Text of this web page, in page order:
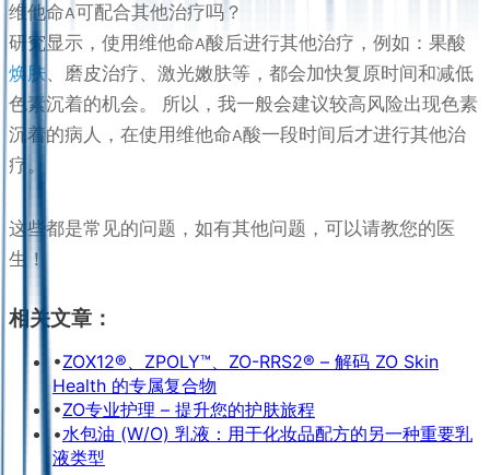
维他命A可配合其他治疗吗？
研究显示，使用维他命A酸后进行其他治疗，例如：果酸
焕肤、磨皮治疗、激光嫩肤等，都会加快复原时间和减低
色素沉着的机会。 所以，我一般会建议较高风险出现色素
沉着的病人，在使用维他命A酸一段时间后才进行其他治
疗。
这些都是常见的问题，如有其他问题，可以请教您的医
生！
相关文章：
•ZOX12®、ZPOLY™、ZO-RRS2® – 解码 ZO Skin
Health 的专属复合物
•ZO专业护理 – 提升您的护肤旅程
•水包油 (W/O) 乳液：用于化妆品配方的另一种重要乳
液类型